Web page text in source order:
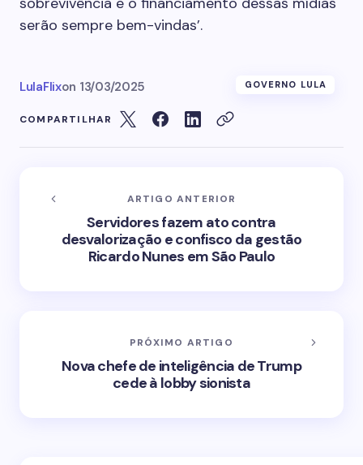
serão sempre bem-vindas’.
LulaFlixon 13/03/2025 GOVERNO LULA
COMPARTILHAR
ARTIGO ANTERIOR
Servidores fazem ato contra
desvalorização e confisco da gestão
Ricardo Nunes em São Paulo
PRÓXIMO ARTIGO
Nova chefe de inteligência de Trump
cede à lobby sionista